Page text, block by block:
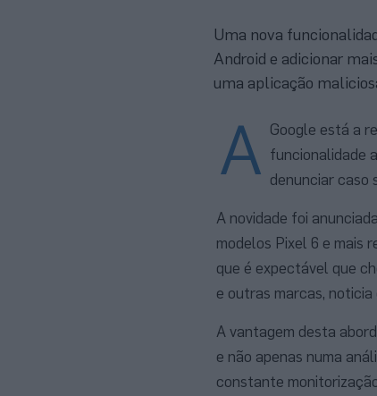
Uma nova
Android e adicionar
uma aplicação
A Google está a
funcionalidade
denunciar caso
A novidade foi
modelos Pixel 6 e mais
que é expectável que
e outras marcas, noticia
A vantagem desta
e não apenas numa
constante